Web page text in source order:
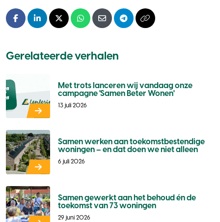
Facebook
LinkedInX - TwitterWhatsapp
E-mailTelegramKopieer naar
Gerelateerde verhalen
Met trots lanceren wij vandaag onze
campagne 'Samen Beter Wonen'
13 juli 2026
Samen werken aan toekomstbestendige
woningen – en dat doen we niet alleen
6 juli 2026
Samen gewerkt aan het behoud én de
toekomst van 73 woningen
29 juni 2026